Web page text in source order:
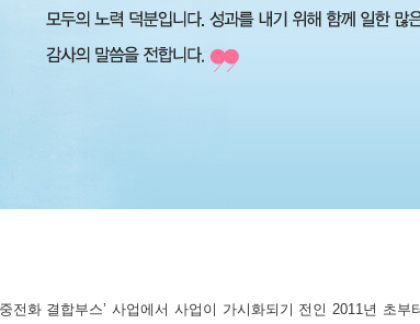
전화 결합부스’ 사업에서 사업이 가시화되기 전인 2011년 초